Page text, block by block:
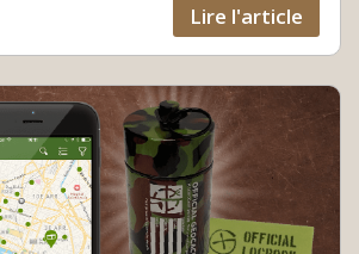
Lire l'article